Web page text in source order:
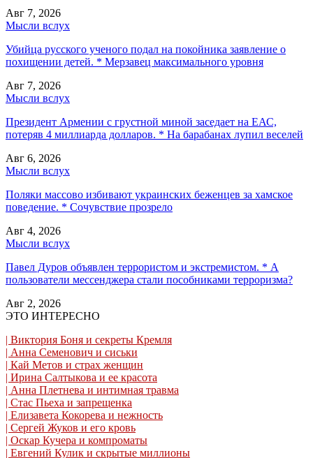
Авг 7, 2026
Мысли вслух
Убийца русского ученого подал на покойника заявление о
похищении детей. * Мерзавец максимального уровня
Авг 7, 2026
Мысли вслух
Президент Армении с грустной миной заседает на ЕАС,
потеряв 4 миллиарда долларов. * На барабанах лупил веселей
Авг 6, 2026
Мысли вслух
Поляки массово избивают украинских беженцев за хамское
поведение. * Сочувствие прозрело
Авг 4, 2026
Мысли вслух
Павел Дуров объявлен террористом и экстремистом. * А
пользователи мессенджера стали пособниками терроризма?
Авг 2, 2026
ЭТО ИНТЕРЕСНО
| Виктория Боня и секреты Кремля
| Анна Семенович и сиськи
| Кай Метов и страх женщин
| Ирина Салтыкова и ее красота
| Анна Плетнева и интимная травма
| Стас Пьеха и запрещенка
| Елизавета Кокорева и нежность
| Сергей Жуков и его кровь
| Оскар Кучера и компроматы
| Евгений Кулик и скрытые миллионы